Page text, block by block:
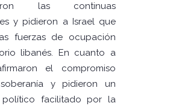
las continuas
y pidieron a Israel que
fuerzas de ocupación
libanés. En cuanto a
el compromiso
y pidieron un
político facilitado por la